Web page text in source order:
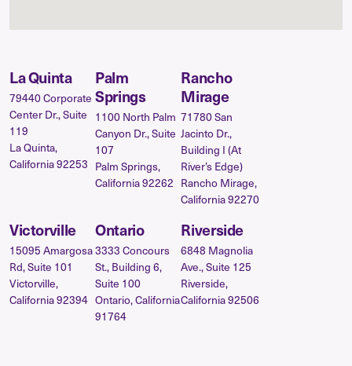
La Quinta
79440 Corporate
Center Dr., Suite
119
La Quinta,
California 92253
Palm
Springs
1100 North Palm
Canyon Dr., Suite
107
Palm Springs,
California 92262
Rancho
Mirage
71780 San
Jacinto Dr.,
Building I (At
River’s Edge)
Rancho Mirage,
California 92270
Victorville
15095 Amargosa
Rd, Suite 101
Victorville,
California 92394
Ontario
3333 Concours
St., Building 6,
Suite 100
Ontario, California
91764
Riverside
6848 Magnolia
Ave., Suite 125
Riverside,
California 92506